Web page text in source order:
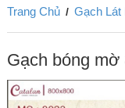
Trang Chủ / Gạch Lát
Gạch bóng mờ